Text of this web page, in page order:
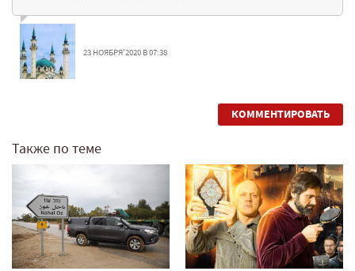
23 НОЯБРЯ'2020 В 07:38
КОММЕНТИРОВАТЬ
Также по теме